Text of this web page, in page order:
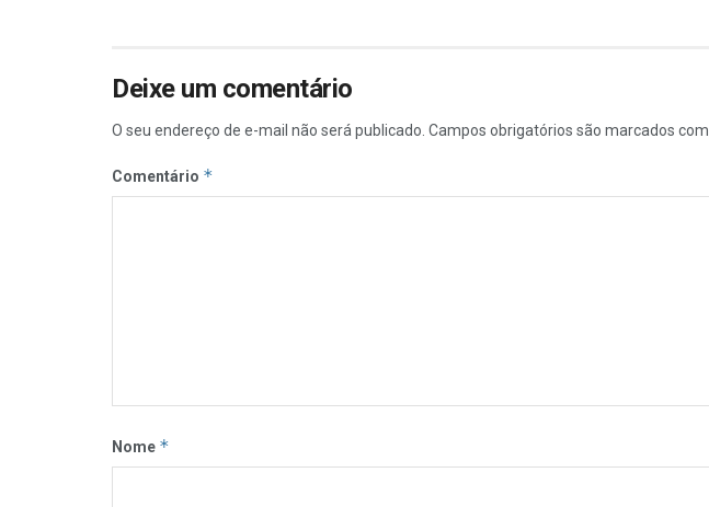
Deixe um comentário
O seu endereço de e-mail não será publicado. Campos obrigatórios são marcados com
Comentário *
Nome *